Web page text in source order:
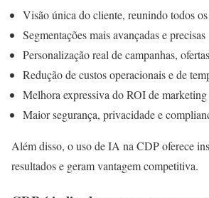
Visão única do cliente, reunindo todos
Segmentações mais avançadas e precisas
Personalização real de campanhas,
Redução de custos operacionais e de
Melhora expressiva do ROI de marketing
Maior segurança, privacidade e
Além disso, o uso de IA na CDP oferece
resultados e geram vantagem competitiva.